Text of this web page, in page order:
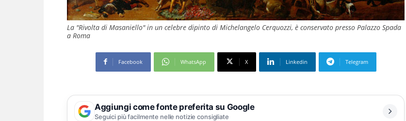
La "Rivolta di Masaniello" in un celebre dipinto di Michelangelo Cerquozzi, è conservato presso Palazzo Spada
a Roma
Facebook WhatsApp X Linkedin Telegram
Aggiungi come fonte preferita su Google
Seguici più facilmente nelle notizie consigliate